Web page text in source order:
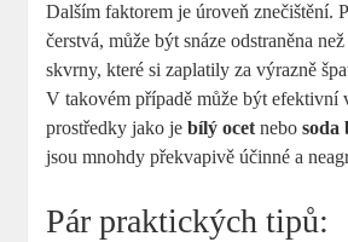
Dalším faktorem je úroveň znečištění.
čerstvá, může být snáze odstraněna
skvrny, které si zaplatily za výrazně
V takovém případě může být efektivní
prostředky jako jebílý ocet nebosoda
jsou mnohdy překvapivě účinné a
Pár praktických tipů: